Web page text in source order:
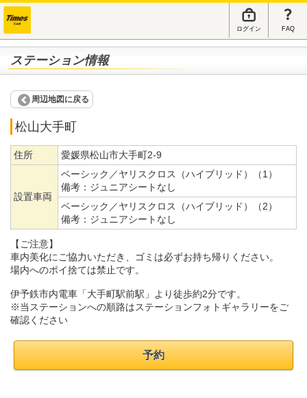
ログイン FAQ
ステーション情報
周辺地図に戻る
松山大手町
住所 愛媛県松山市大手町2-9
設置車両
ベーシック／ヤリスクロス（ハイブリッド）（1）
備考： ジュニアシートなし
ベーシック／ヤリスクロス（ハイブリッド）（2）
備考： ジュニアシートなし
【ご注意】
車内美化にご協力いただき、ゴミは必ずお持ち帰りください。
場内へのポイ捨ては禁止です。
伊予鉄市内電車「大手町駅前駅」より徒歩約2分です。
※当ステーションへの順路はステーションフォトギャラリーをご
確認ください
予約